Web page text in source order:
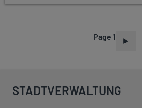
Page 1
STADTVERWALTUNG